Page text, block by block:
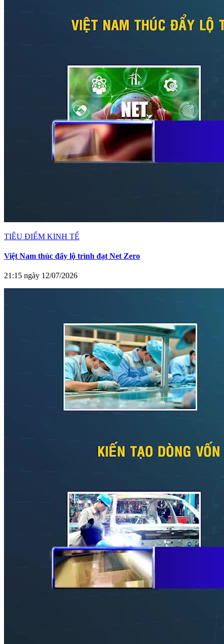
TIÊU ĐIỂM KINH TẾ
Việt Nam thúc đẩy lộ trình đạt Net Zero
21:15 ngày 12/07/2026